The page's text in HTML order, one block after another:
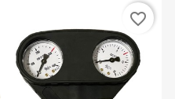
favorite_border